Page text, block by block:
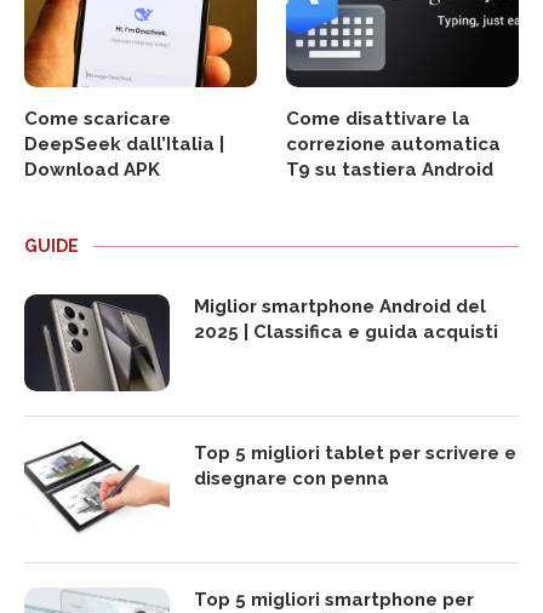
Come scaricare
DeepSeek dall’Italia |
Download APK
Come disattivare la
correzione automatica
T9 su tastiera Android
GUIDE
Miglior smartphone Android del
2025 | Classifica e guida acquisti
Top 5 migliori tablet per scrivere e
disegnare con penna
Top 5 migliori smartphone per